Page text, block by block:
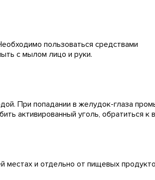
пользоваться средствами
с мылом лицо и руки.
При попадании в желудок-глаза
активированный уголь, обратиться к
местах и отдельно от пищевых